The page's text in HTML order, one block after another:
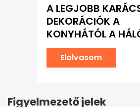
A LEGJOBB
DEKORÁCIÓK A
KONYHÁTÓL A
Elolvasom
Figyelmezető jelek